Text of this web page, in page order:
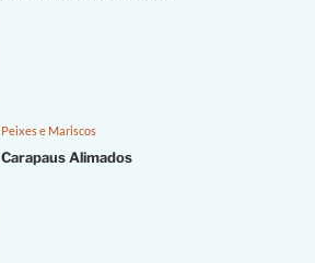
Peixes e Mariscos
Carapaus Alimados